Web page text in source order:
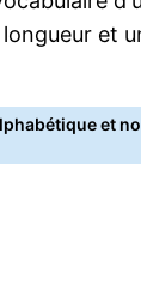
et
et